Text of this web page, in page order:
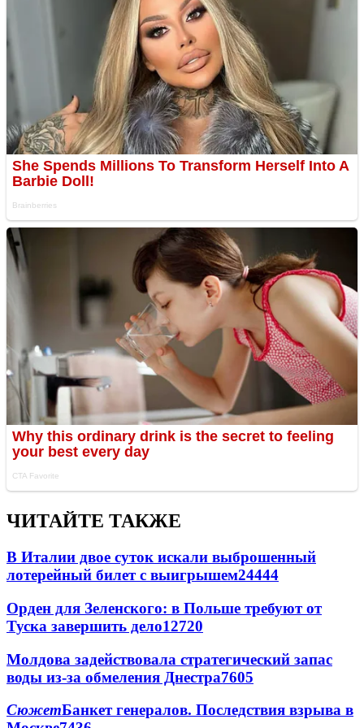
ЧИТАЙТЕ ТАКЖЕ
В Италии двое суток искали выброшенный
лотерейный билет с выигрышем24444
Орден для Зеленского: в Польше требуют от
Туска завершить дело12720
Молдова задействовала стратегический запас
воды из-за обмеления Днестра7605
СюжетБанкет генералов. Последствия взрыва в